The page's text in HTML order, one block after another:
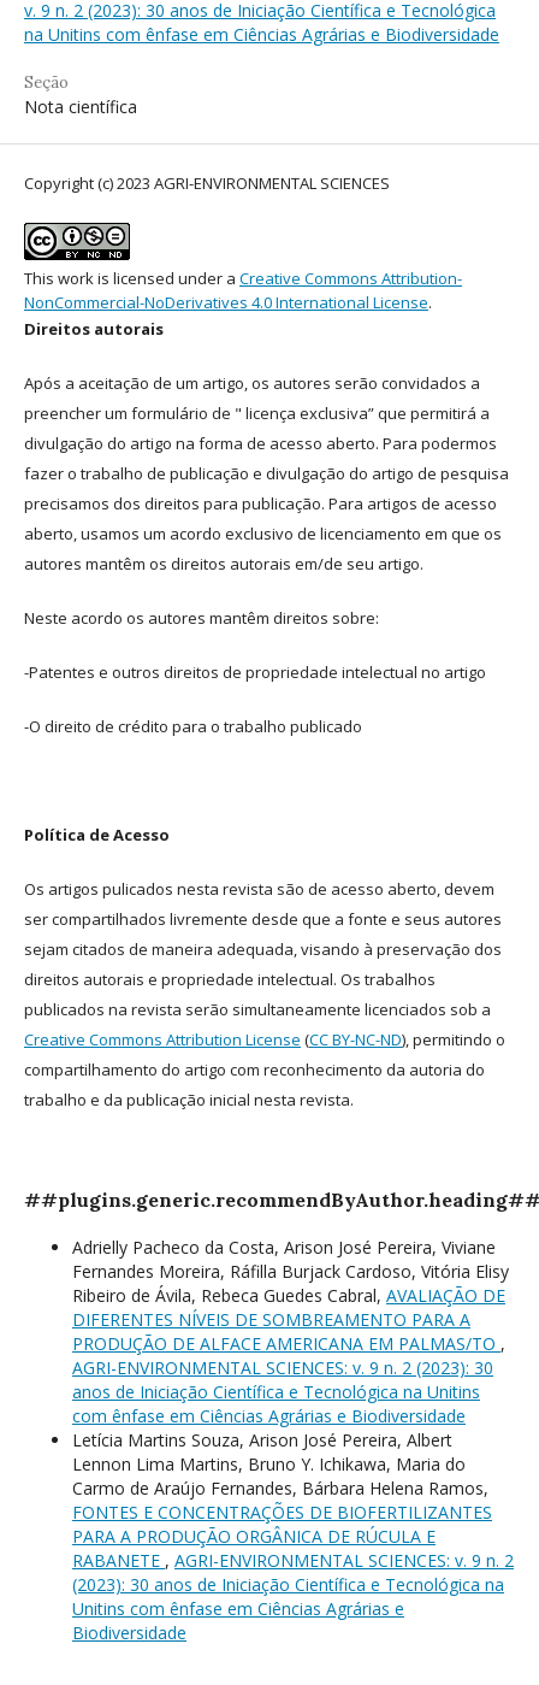
v. 9 n. 2 (2023): 30 anos de Iniciação Científica e Tecnológica
na Unitins com ênfase em Ciências Agrárias e Biodiversidade
Seção
Nota científica
Copyright (c) 2023 AGRI-ENVIRONMENTAL SCIENCES
This work is licensed under a Creative Commons Attribution-
NonCommercial-NoDerivatives 4.0 International License.
Direitos autorais
Após a aceitação de um artigo, os autores serão convidados a
preencher um formulário de " licença exclusiva” que permitirá a
divulgação do artigo na forma de acesso aberto. Para podermos
fazer o trabalho de publicação e divulgação do artigo de pesquisa
precisamos dos direitos para publicação. Para artigos de acesso
aberto, usamos um acordo exclusivo de licenciamento em que os
autores mantêm os direitos autorais em/de seu artigo.
Neste acordo os autores mantêm direitos sobre:
-Patentes e outros direitos de propriedade intelectual no artigo
-O direito de crédito para o trabalho publicado
Política de Acesso
Os artigos pulicados nesta revista são de acesso aberto, devem
ser compartilhados livremente desde que a fonte e seus autores
sejam citados de maneira adequada, visando à preservação dos
direitos autorais e propriedade intelectual. Os trabalhos
publicados na revista serão simultaneamente licenciados sob a
Creative Commons Attribution License (CC BY-NC-ND), permitindo o
compartilhamento do artigo com reconhecimento da autoria do
trabalho e da publicação inicial nesta revista.
Adrielly Pacheco da Costa, Arison José Pereira, Viviane
Fernandes Moreira, Ráfilla Burjack Cardoso, Vitória Elisy
Ribeiro de Ávila, Rebeca Guedes Cabral, AVALIAÇÃO DE
DIFERENTES NÍVEIS DE SOMBREAMENTO PARA A
PRODUÇÃO DE ALFACE AMERICANA EM PALMAS/TO ,
AGRI-ENVIRONMENTAL SCIENCES: v. 9 n. 2 (2023): 30
anos de Iniciação Científica e Tecnológica na Unitins
com ênfase em Ciências Agrárias e Biodiversidade
Letícia Martins Souza, Arison José Pereira, Albert
Lennon Lima Martins, Bruno Y. Ichikawa, Maria do
Carmo de Araújo Fernandes, Bárbara Helena Ramos,
FONTES E CONCENTRAÇÕES DE BIOFERTILIZANTES
PARA A PRODUÇÃO ORGÂNICA DE RÚCULA E
RABANETE , AGRI-ENVIRONMENTAL SCIENCES: v. 9 n. 2
(2023): 30 anos de Iniciação Científica e Tecnológica na
Unitins com ênfase em Ciências Agrárias e
Biodiversidade